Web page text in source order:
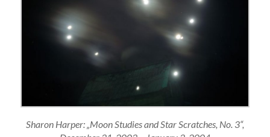
Sharon Harper: „Moon Studies and Star Scratches, No. 3“,